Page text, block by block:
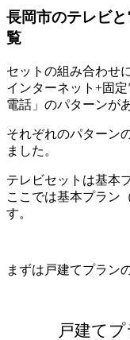
長岡市のテレビ
覧
セットの組み合わせ
インターネット+固
電話」のパターンが
それぞれのパターン
ました。
テレビセットは基本
ここでは基本プラン
す。
まずは戸建てプラン
戸建て